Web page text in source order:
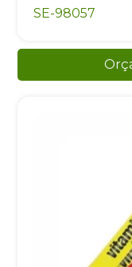
SE-98057